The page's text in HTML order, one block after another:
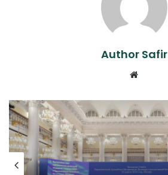
Author Safir